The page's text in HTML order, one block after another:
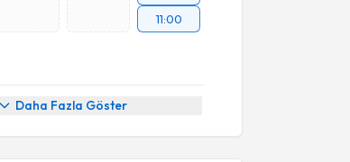
11:00
Daha Fazla Göster